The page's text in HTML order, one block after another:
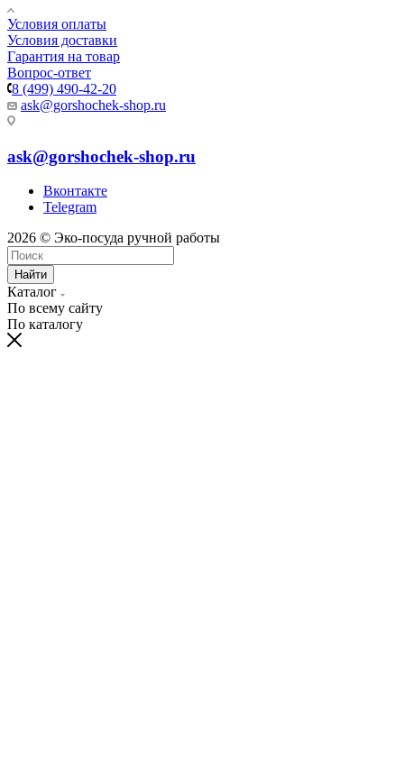
Условия оплаты
Условия доставки
Гарантия на товар
Вопрос-ответ
8 (499) 490-42-20
ask@gorshochek-shop.ru
ask@gorshochek-shop.ru
Вконтакте
Telegram
2026 © Эко-посуда ручной работы
Найти
Каталог
По всему сайту
По каталогу